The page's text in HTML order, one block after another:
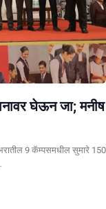
घेऊन जा; मनीष
9 कॅम्पसमधील सुमारे 150